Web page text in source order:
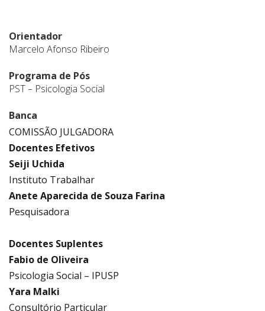
Orientador
Marcelo Afonso Ribeiro
Programa de Pós
PST – Psicologia Social
Banca
COMISSÃO JULGADORA
Docentes Efetivos
Seiji Uchida
Instituto Trabalhar
Anete Aparecida de Souza Farina
Pesquisadora
Docentes Suplentes
Fabio de Oliveira
Psicologia Social – IPUSP
Yara Malki
Consultório Particular